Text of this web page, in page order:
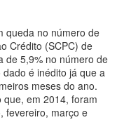
queda no número de
Crédito (SCPC) de
de 5,9% no número de
é inédito já que a
meses do ano.
em 2014, foram
fevereiro, março e